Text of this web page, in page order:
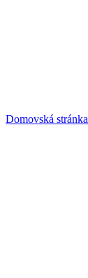
Domovská stránka